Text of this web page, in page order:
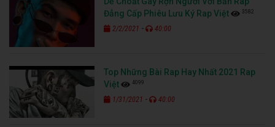
Đẳng Cấp Phiêu Lưu Ký Rap Việt
3582
2/2/2021 - 40:00
Top Những Bài Rap Hay Nhất 2021 Rap
Việt
4099
1/31/2021 - 40:00